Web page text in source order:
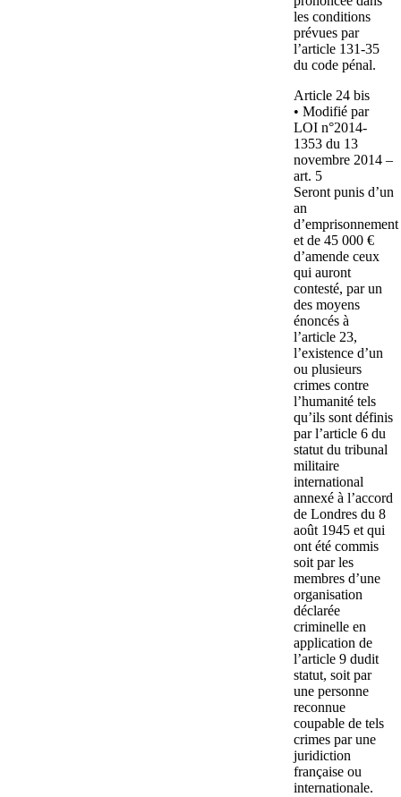
les conditions
prévues par
l’article 131-35
du code pénal.
Article 24 bis
• Modifié par
LOI n°2014-
1353 du 13
novembre 2014 –
art. 5
Seront punis d’un
an
d’emprisonnement
et de 45 000 €
d’amende ceux
qui auront
contesté, par un
des moyens
énoncés à
l’article 23,
l’existence d’un
ou plusieurs
crimes contre
l’humanité tels
qu’ils sont définis
par l’article 6 du
statut du tribunal
militaire
international
annexé à l’accord
de Londres du 8
août 1945 et qui
ont été commis
soit par les
membres d’une
organisation
déclarée
criminelle en
application de
l’article 9 dudit
statut, soit par
une personne
reconnue
coupable de tels
crimes par une
juridiction
française ou
internationale.